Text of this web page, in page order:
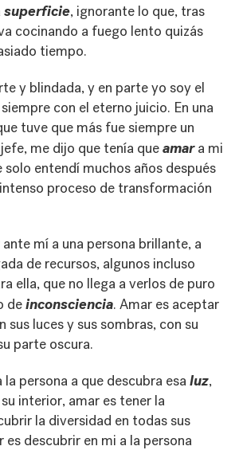
superficie, ignorante lo que, tras
cocinando a fuego lento quizás
tiempo.
y blindada, y en parte yo soy el
con el eterno juicio. En una
tuve que más fue siempre un
me dijo que tenía queamara mi
entendí muchos años después
proceso de transformación
mí a una persona brillante, a
de recursos, algunos incluso
ella, que no llega a verlos de puro
deinconsciencia. Amar es aceptar
sus luces y sus sombras, con su
parte oscura.
persona a que descubra esa luz,
interior, amar es tener la
la diversidad en todas sus
es descubrir en mi a la persona